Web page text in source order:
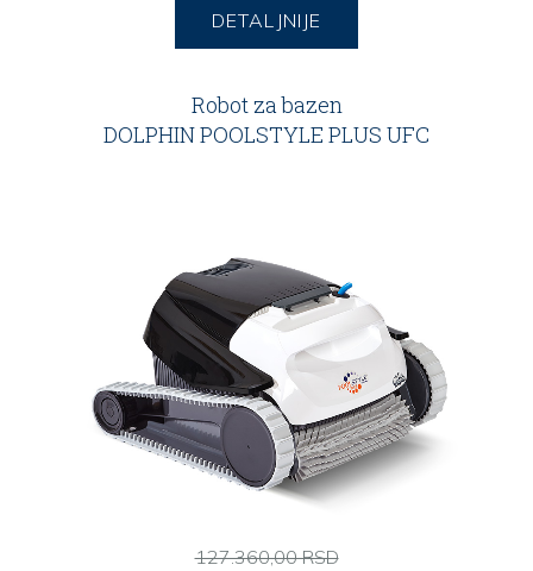
DETALJNIJE
Robot za bazen
DOLPHIN POOLSTYLE PLUS UFC
127.360,00 RSD